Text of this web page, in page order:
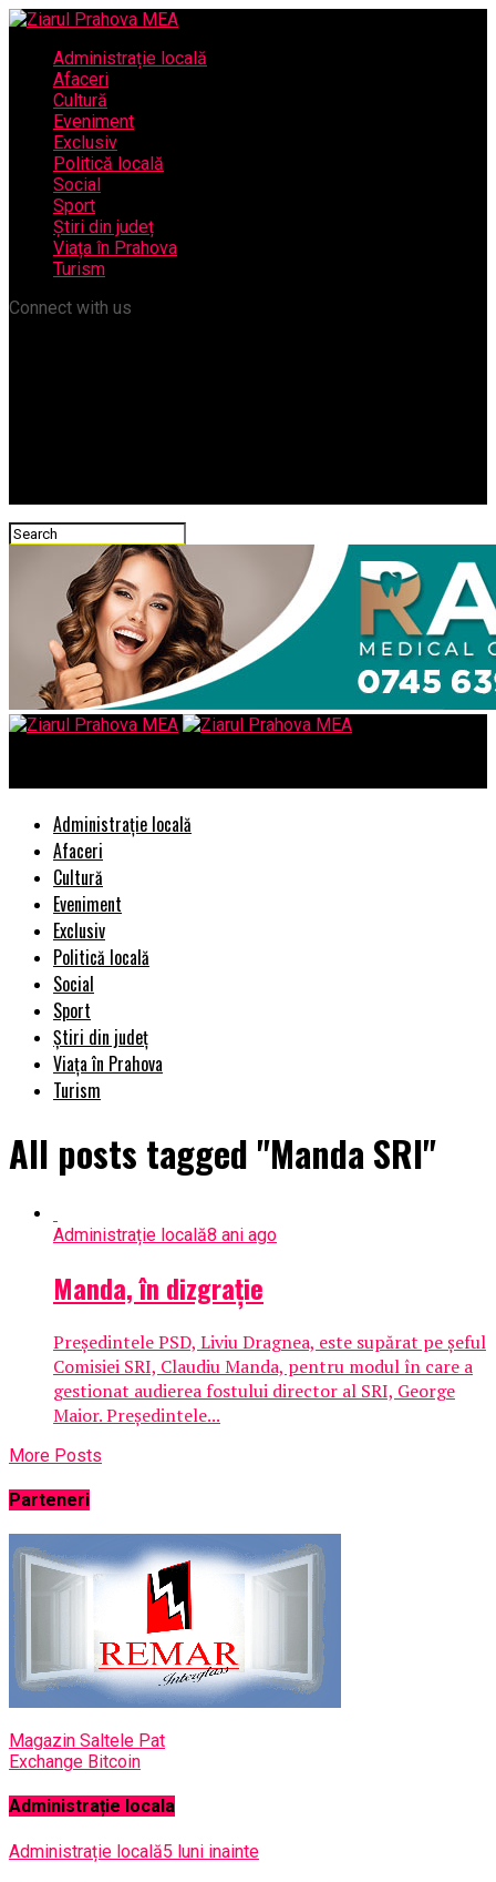
Administrație locală
Afaceri
Cultură
Eveniment
Exclusiv
Politică locală
Social
Sport
Știri din județ
Viața în Prahova
Turism
Connect with us
Administrație locală
Afaceri
Cultură
Eveniment
Exclusiv
Politică locală
Social
Sport
Știri din județ
Viața în Prahova
Turism
All posts tagged "Manda SRI"
Administrație locală8 ani ago
Manda, în dizgrație
Președintele PSD, Liviu Dragnea, este supărat pe șeful
Comisiei SRI, Claudiu Manda, pentru modul în care a
gestionat audierea fostului director al SRI, George
Maior. Preşedintele...
More Posts
Parteneri
Magazin Saltele Pat
Exchange Bitcoin
Administrație locala
Administrație locală5 luni inainte